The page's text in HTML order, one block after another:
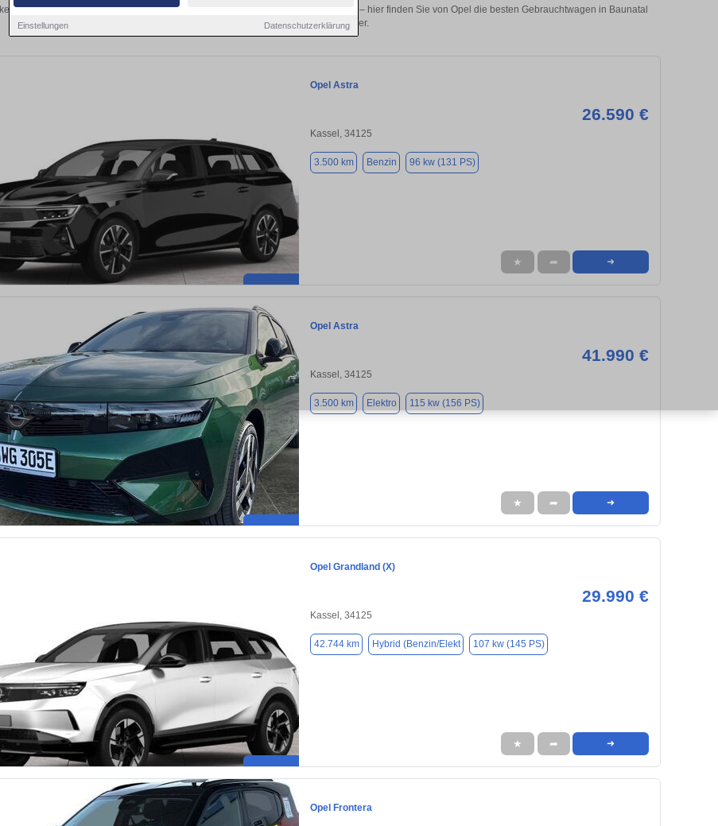
Einstellungen Datenschutzerklärung
Sie in Baunatal gebrauchte Opel Fahrzeuge. Von Kleinwagen bis hin zum SUV – hier finden Sie von Opel die besten Gebrauchtwagen in Baunatal
von privat und vom Händler.
Opel Astra
26.590 €
Kassel, 34125
3.500 km Benzin 96 kw (131 PS)
★ ➦ ➜
Opel Astra
41.990 €
Kassel, 34125
3.500 km Elektro 115 kw (156 PS)
★ ➦ ➜
Opel Grandland (X)
29.990 €
Kassel, 34125
42.744 km Hybrid (Benzin/Elekt 107 kw (145 PS)
★ ➦ ➜
Opel Frontera